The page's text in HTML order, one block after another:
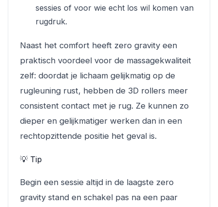
sessies of voor wie echt los wil komen van
rugdruk.
Naast het comfort heeft zero gravity een
praktisch voordeel voor de massagekwaliteit
zelf: doordat je lichaam gelijkmatig op de
rugleuning rust, hebben de 3D rollers meer
consistent contact met je rug. Ze kunnen zo
dieper en gelijkmatiger werken dan in een
rechtopzittende positie het geval is.
💡 Tip
Begin een sessie altijd in de laagste zero
gravity stand en schakel pas na een paar